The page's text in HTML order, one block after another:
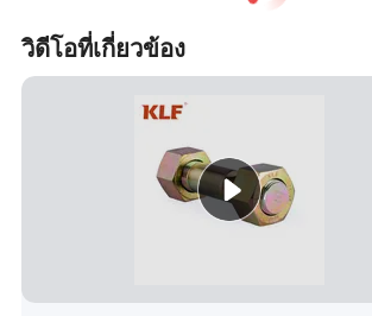
เกรดอุปกรณ์สำหรับยึดของคุณด้วยแห
ความแข็งแรงสูงสำหรับใช้งานในอุตส
วิดีโอที่เกี่ยวข้อง